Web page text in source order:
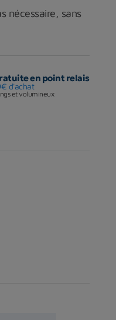
nécessaire, sans
en point relais
d'achat
et volumineux